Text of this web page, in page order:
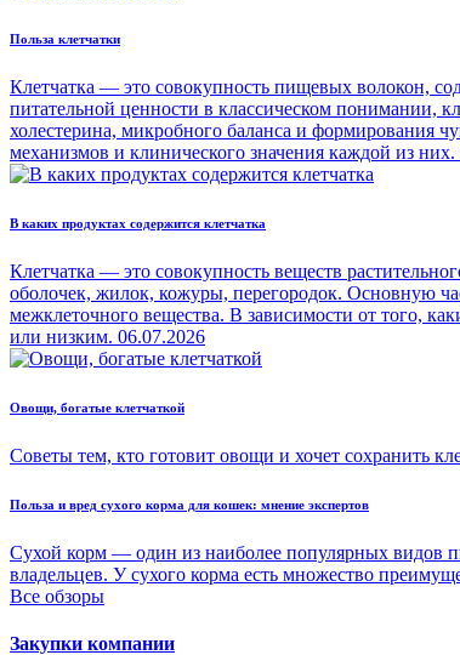
Польза клетчатки
Клетчатка — это совокупность пищевых волокон,
питательной ценности в классическом понимании,
холестерина, микробного баланса и формирования
механизмов и клинического значения каждой из них.
В каких продуктах содержится клетчатка
Клетчатка — это совокупность веществ
оболочек, жилок, кожуры, перегородок. Основную
межклеточного вещества. В зависимости от того,
или низким. 06.07.2026
Овощи, богатые клетчаткой
Советы тем, кто готовит овощи и хочет сохранить
Польза и вред сухого корма для кошек: мнение экспертов
Сухой корм — один из наиболее популярных видов
владельцев. У сухого корма есть множество
Все обзоры
Закупки компании